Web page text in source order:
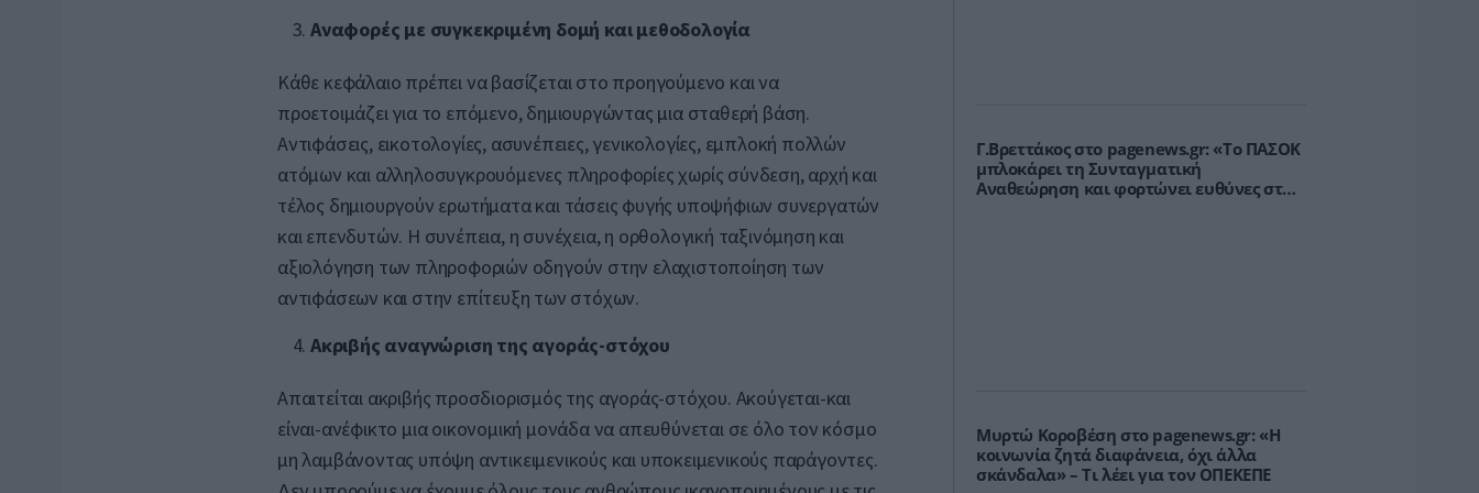
Αναφορές με συγκεκριμένη δομή και μεθοδολογία
Κάθε κεφάλαιο πρέπει να βασίζεται στο προηγούμενο και να
προετοιμάζει για το επόμενο, δημιουργώντας μια σταθερή βάση.
Αντιφάσεις, εικοτολογίες, ασυνέπειες, γενικολογίες, εμπλοκή πολλών
ατόμων και αλληλοσυγκρουόμενες πληροφορίες χωρίς σύνδεση, αρχή και
τέλος δημιουργούν ερωτήματα και τάσεις φυγής υποψήφιων συνεργατών
και επενδυτών. Η συνέπεια, η συνέχεια, η ορθολογική ταξινόμηση και
αξιολόγηση των πληροφοριών οδηγούν στην ελαχιστοποίηση των
αντιφάσεων και στην επίτευξη των στόχων.
Ακριβής αναγνώριση της αγοράς-στόχου
Απαιτείται ακριβής προσδιορισμός της αγοράς-στόχου. Ακούγεται-και
είναι-ανέφικτο μια οικονομική μονάδα να απευθύνεται σε όλο τον κόσμο
μη λαμβάνοντας υπόψη αντικειμενικούς και υποκειμενικούς παράγοντες.
Γ.Βρεττάκος στο pagenews.gr: «Το ΠΑΣΟΚ
μπλοκάρει τη Συνταγματική
Αναθεώρηση και φορτώνει ευθύνες στη
Μυρτώ Κοροβέση στο pagenews.gr: «Η
κοινωνία ζητά διαφάνεια, όχι άλλα
σκάνδαλα» – Τι λέει για τον ΟΠΕΚΕΠΕ